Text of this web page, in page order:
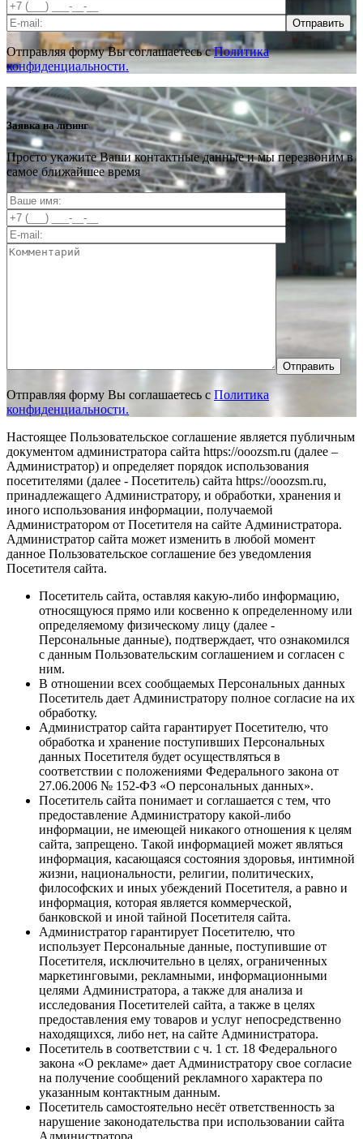
Отправить
Отправляя форму Вы соглашаетесь сПолитика
конфиденциальности.
Заявка на лизинг
Просто укажите Ваши контактные данные и мы перезвоним в
самое ближайшее время
Отправить
Отправляя форму Вы соглашаетесь с Политика
конфиденциальности.
Настоящее Пользовательское соглашение является публичным
документом администратора сайта https://ooozsm.ru (далее –
Администратор) и определяет порядок использования
посетителями (далее - Посетитель) сайта https://ooozsm.ru,
принадлежащего Администратору, и обработки, хранения и
иного использования информации, получаемой
Администратором от Посетителя на сайте Администратора.
Администратор сайта может изменить в любой момент
данное Пользовательское соглашение без уведомления
Посетителя сайта.
Посетитель сайта, оставляя какую-либо информацию,
относящуюся прямо или косвенно к определенному или
определяемому физическому лицу (далее -
Персональные данные), подтверждает, что ознакомился
с данным Пользовательским соглашением и согласен с
ним.
В отношении всех сообщаемых Персональных данных
Посетитель дает Администратору полное согласие на их
обработку.
Администратор сайта гарантирует Посетителю, что
обработка и хранение поступивших Персональных
данных Посетителя будет осуществляться в
соответствии с положениями Федерального закона от
27.06.2006 № 152-ФЗ «О персональных данных».
Посетитель сайта понимает и соглашается с тем, что
предоставление Администратору какой-либо
информации, не имеющей никакого отношения к целям
сайта, запрещено. Такой информацией может являться
информация, касающаяся состояния здоровья, интимной
жизни, национальности, религии, политических,
философских и иных убеждений Посетителя, а равно и
информация, которая является коммерческой,
банковской и иной тайной Посетителя сайта.
Администратор гарантирует Посетителю, что
использует Персональные данные, поступившие от
Посетителя, исключительно в целях, ограниченных
маркетинговыми, рекламными, информационными
целями Администратора, а также для анализа и
исследования Посетителей сайта, а также в целях
предоставления ему товаров и услуг непосредственно
находящихся, либо нет, на сайте Администратора.
Посетитель в соответствии с ч. 1 ст. 18 Федерального
закона «О рекламе» дает Администратору свое согласие
на получение сообщений рекламного характера по
указанным контактным данным.
Посетитель самостоятельно несёт ответственность за
нарушение законодательства при использовании сайта